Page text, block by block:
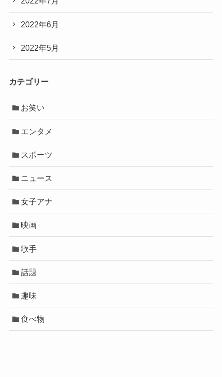
2022年6月
2022年5月
カテゴリー
お笑い
エンタメ
スポーツ
ニュース
女子アナ
映画
歌手
話題
趣味
食べ物